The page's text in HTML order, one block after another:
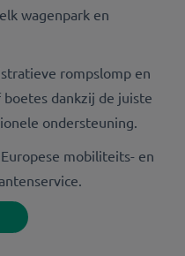
wagenpark en
rompslomp en
dankzij de juiste
ondersteuning.
mobiliteits- en